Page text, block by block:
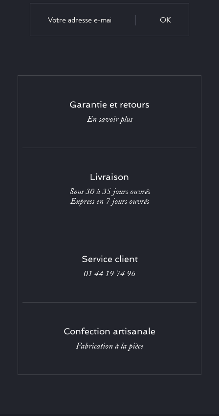
OK
Garantie et retours
En savoir plus
Livraison
Sous 30 à 35 jours ouvrés
Express en 7 jours ouvrés
Service client
01 44 19 74 96
Confection artisanale
Fabrication à la pièce